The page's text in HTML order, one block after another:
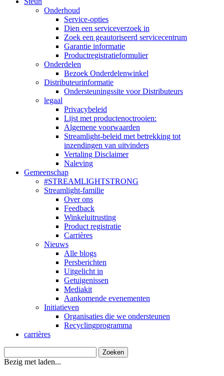
Onderhoud
Service-opties
Dien een serviceverzoek in
Zoek een geautoriseerd servicecentrum
Garantie informatie
Productregistratieformulier
Onderdelen
Bezoek Onderdelenwinkel
Distributeurinformatie
Ondersteuningssite voor Distributeurs
legaal
Privacybeleid
Lijst met productenoctrooien:
Algemene voorwaarden
Streamlight-beleid met betrekking tot
inzendingen van uitvinders
Vertaling Disclaimer
Naleving
Gemeenschap
#STREAMLIGHTSTRONG
Streamlight-familie
Over ons
Feedback
Winkeluitrusting
Product registratie
Carrières
Nieuws
Alle blogs
Persberichten
Uitgelicht in
Getuigenissen
Mediakit
Aankomende evenementen
Initiatieven
Organisaties die we ondersteunen
Recyclingprogramma
carrières
Bezig met laden...